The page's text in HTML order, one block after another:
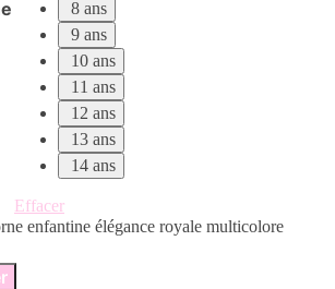
8 ans
9 ans
10 ans
11 ans
12 ans
13 ans
14 ans
Effacer
enfantine élégance royale multicolore